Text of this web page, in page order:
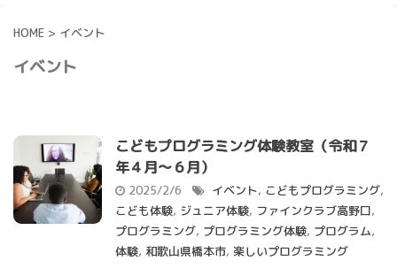
HOME > イベント
イベント
こどもプログラミング体験教室（令和７
年４月～６月）
2025/2/6 イベント, こどもプログラミング,
こども体験, ジュニア体験, ファインクラブ高野口,
プログラミング, プログラミング体験, プログラム,
体験, 和歌山県橋本市, 楽しいプログラミング